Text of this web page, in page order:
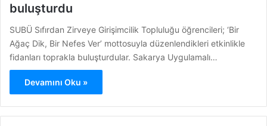
buluşturdu
SUBÜ Sıfırdan Zirveye Girişimcilik Topluluğu öğrencileri; ‘Bir
Ağaç Dik, Bir Nefes Ver’ mottosuyla düzenlendikleri etkinlikle
fidanları toprakla buluşturdular. Sakarya Uygulamalı…
Devamını Oku »